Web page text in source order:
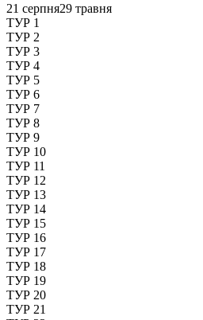
21 серпня29 травня
ТУР 1
ТУР 2
ТУР 3
ТУР 4
ТУР 5
ТУР 6
ТУР 7
ТУР 8
ТУР 9
ТУР 10
ТУР 11
ТУР 12
ТУР 13
ТУР 14
ТУР 15
ТУР 16
ТУР 17
ТУР 18
ТУР 19
ТУР 20
ТУР 21